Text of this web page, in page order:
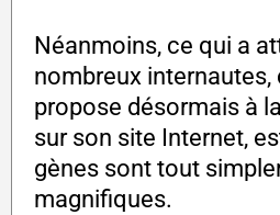
Néanmoins, ce qui a
nombreux internautes,
propose désormais à
sur son site Internet,
gènes sont tout
magnifiques.